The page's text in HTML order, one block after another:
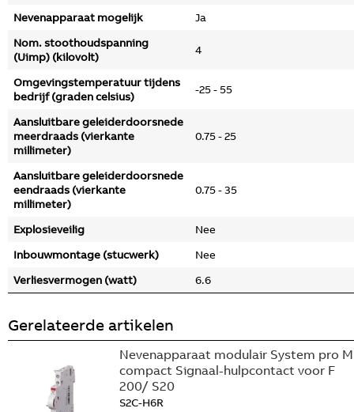
Nevenapparaat mogelijk
Ja
Nom. stoothoudspanning
(Uimp) (kilovolt)
4
Omgevingstemperatuur tijdens
bedrijf (graden celsius)
-25 - 55
Aansluitbare geleiderdoorsnede
meerdraads (vierkante
millimeter)
0.75 - 25
Aansluitbare geleiderdoorsnede
eendraads (vierkante
millimeter)
0.75 - 35
Explosieveilig
Nee
Inbouwmontage (stucwerk)
Nee
Verliesvermogen (watt)
6.6
Gerelateerde artikelen
Nevenapparaat modulair System pro M
compact Signaal-hulpcontact voor F
200/ S20
S2C-H6R